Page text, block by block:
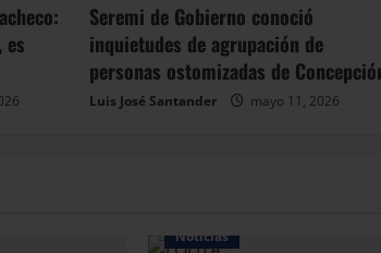
es
Seremi de Gobierno conoció
inquietudes de agrupación de
personas ostomizadas de
Luis José Santander mayo 11, 2026
Noticias